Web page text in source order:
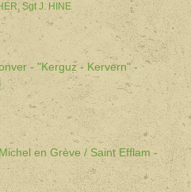
Sgt J. HINE
- "Kerguz - Kervern" -
en Grève / Saint Efflam -